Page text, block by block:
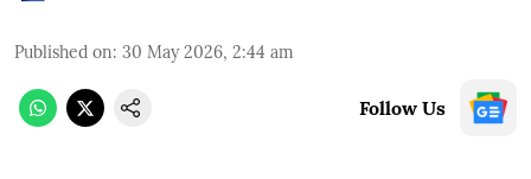
Published on: 30 May 2026, 2:44 am
Follow Us